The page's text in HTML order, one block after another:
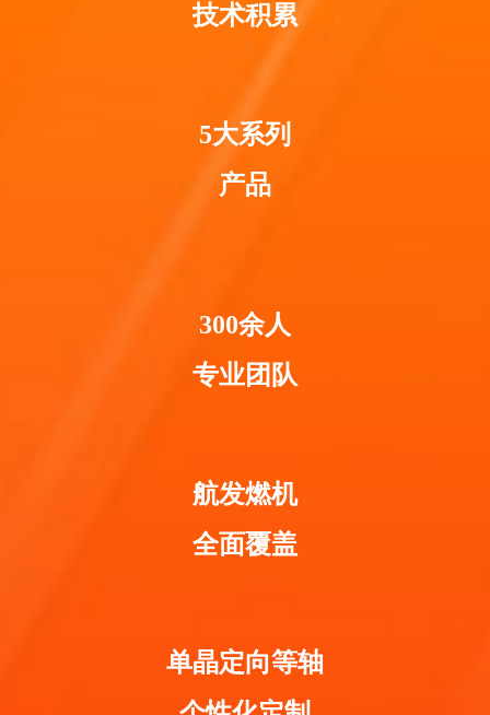
技术积累
5大系列
产品
300余人
专业团队
航发燃机
全面覆盖
单晶定向等轴